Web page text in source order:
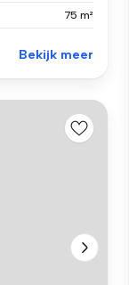
75 m²
Bekijk meer